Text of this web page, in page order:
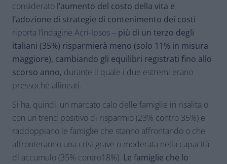
considerato l’aumento del costo della vita e
l’adozione di strategie di contenimento dei costi –
riporta l’indagine Acri-Ipsos – più di un terzo degli
italiani (35%) risparmierà meno (solo 11% in misura
maggiore), cambiando gli equilibri registrati fino allo
scorso anno, durante il quale i due estremi erano
pressoché allineati.
Si ha, quindi, un marcato calo delle famiglie in risalita o
con un trend positivo di risparmio (23% contro 35%) e
raddoppiano le famiglie che stanno affrontando o che
affronteranno una crisi grave o moderata nella capacità
di accumulo (35% contro18%). Le famiglie che lo